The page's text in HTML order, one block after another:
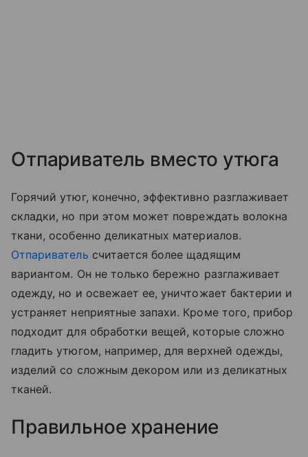
Отпариватель вместо утюга
Горячий утюг, конечно, эффективно разглаживает
складки, но при этом может повреждать волокна
ткани, особенно деликатных материалов.
Отпариватель считается более щадящим
вариантом. Он не только бережно разглаживает
одежду, но и освежает ее, уничтожает бактерии и
устраняет неприятные запахи. Кроме того, прибор
подходит для обработки вещей, которые сложно
гладить утюгом, например, для верхней одежды,
изделий со сложным декором или из деликатных
тканей.
Правильное хранение